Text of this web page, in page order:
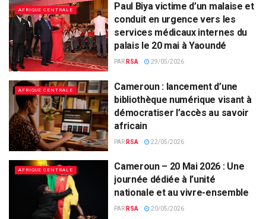
AFRIQUE CENTRALE
Paul Biya victime d’un malaise et
conduit en urgence vers les
services médicaux internes du
palais le 20 mai à Yaoundé
PAR RSA 29/05/2026
AFRIQUE CENTRALE
Cameroun : lancement d’une
bibliothèque numérique visant à
démocratiser l’accès au savoir
africain
PAR RSA 22/05/2026
AFRIQUE CENTRALE
Cameroun – 20 Mai 2026 : Une
journée dédiée à l’unité
nationale et au vivre-ensemble
PAR RSA 20/05/2026